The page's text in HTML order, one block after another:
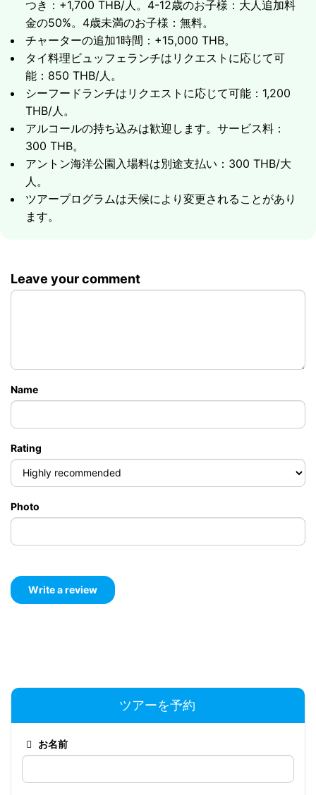
ツアーの内容
コ・タンへの訪問 - サンゴ礁でのシュノーケリング
コ・マッサムでのビーチ立ち寄り - 有名な島の豚へ
の餌やり
透き通った水での水泳
ソフトドリンクとフレッシュフルーツ込み
所要時間 - 4時間
グループ最大10名
ツアーの内容
目的地の選択：コ・パンガン、アントン国立海洋公
園または南部諸島
上陸時間を最大限に取った一日の海上ツアー
ーケリング
オプションのタイ料理ビュッフェランチ +฿850/人
つき：+1,700 THB/人。4-12歳のお子様：大人追加料
金の50%。4歳未満のお子様：無料。
チャーターの追加1時間：+15,000 THB。
タイ料理ビュッフェランチはリクエストに応じて可
能：850 THB/人。
シーフードランチはリクエストに応じて可能：1,200
THB/人。
アルコールの持ち込みは歓迎します。サービス料：
300 THB。
アントン海洋公園入場料は別途支払い：300 THB/大
人。
ツアープログラムは天候により変更されることがあり
ます。
Leave your comment
Name
Rating
Photo
ツアーを予約
お名前